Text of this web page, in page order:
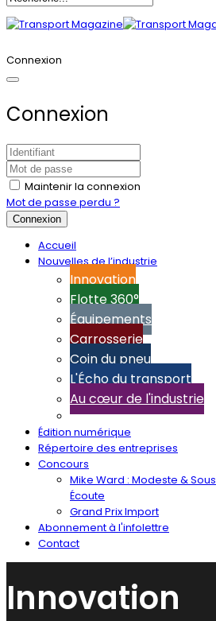
Connexion
Connexion
Maintenir la connexion
Mot de passe perdu ?
Connexion
Accueil
Nouvelles de l’industrie
Innovation
Flotte 360°
Équipements
Carrosserie
Coin du pneu
L'Écho du transport
Au cœur de l'industrie
Édition numérique
Répertoire des entreprises
Concours
Mike Ward : Modeste & Sous
Écoute
Grand Prix Import
Abonnement à l'infolettre
Contact
Innovation